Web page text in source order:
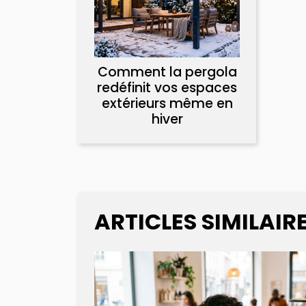
Comment la pergola
redéfinit vos espaces
extérieurs même en
hiver
ARTICLES